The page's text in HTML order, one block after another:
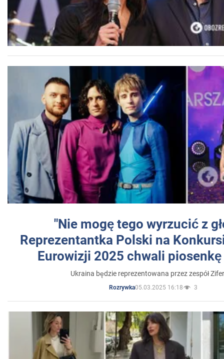
"Nie mogę tego wyrzucić z
Reprezentantka Polski na
Eurowizji 2025 chwali
Ukraina będzie reprezentowana przez zespół
Rozrywka05.03.2025 16:18 3